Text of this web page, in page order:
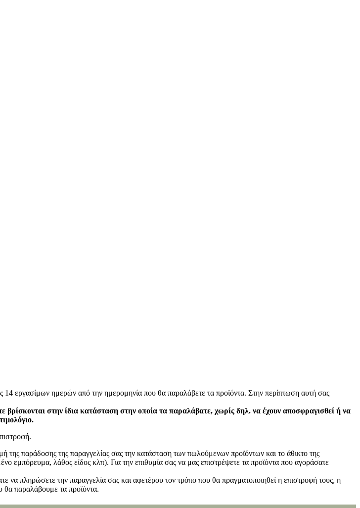
14 εργασίμων ημερών από την ημερομηνία που θα παραλάβετε τα προϊόντα. Στην περίπτωση αυτή σας
βρίσκονται στην ίδια κατάσταση στην οποία τα παραλάβατε, χωρίς δηλ. να έχουν αποσφραγισθεί ή να
της παράδοσης της παραγγελίας σας την κατάσταση των πωλούμενων προϊόντων και το άθικτο της
εμπόρευμα, λάθος είδος κλπ). Για την επιθυμία σας να μας επιστρέψετε τα προϊόντα που αγοράσατε
να πληρώσετε την παραγγελία σας και αφετέρου τον τρόπο που θα πραγματοποιηθεί η επιστροφή τους, η
παραλάβουμε τα προϊόντα.